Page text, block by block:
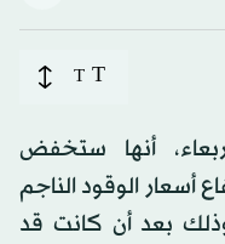
T
T
أنها ستخفض
أسعار الوقود الناجم
بعد أن كانت قد